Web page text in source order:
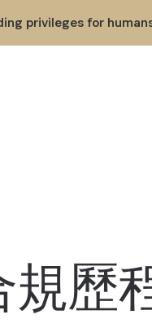
privileges for
歷